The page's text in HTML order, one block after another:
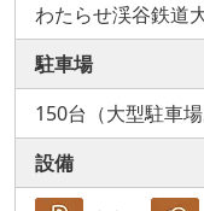
わたらせ渓谷鉄道
駐車場
150台（大型駐車場
設備